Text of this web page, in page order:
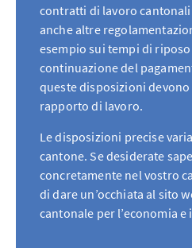
contratti di lavoro
anche altre
esempio sui tempi di
continuazione del
queste disposizioni
rapporto di lavoro.
Le disposizioni precise
cantone. Se desiderate
concretamente nel vostro
di dare un’occhiata al sito
cantonale per l’economia